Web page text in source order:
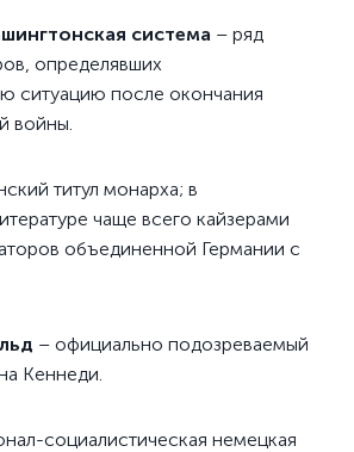
система – ряд
определявших
ситуацию после окончания
войны.
титул монарха; в
чаще всего кайзерами
объединенной Германии с
– официально подозреваемый
Кеннеди.
социалистическая немецкая